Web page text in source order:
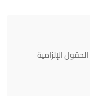
الحقول الإلزامية